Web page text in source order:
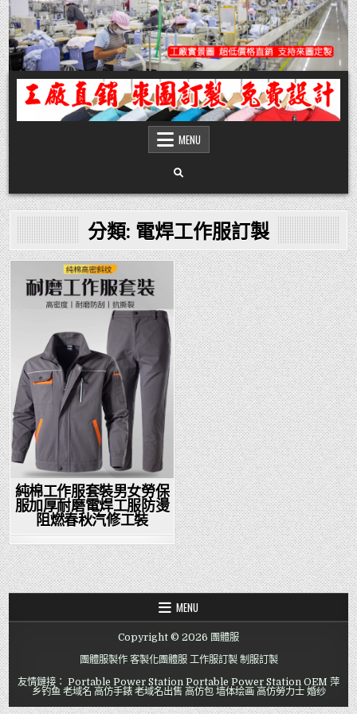
Skip
to
content
團體服
團體服製作,公司企業工作制服POLO衫T恤訂製推薦,做班系校服定製價格,台灣香
港客製化衣服裝工廠商
MENU
分類: 電焊工作服訂製
Posted
in
純棉工作服套裝男女勞保
服加厚耐磨電焊工服防燙
阻燃春秋汽修工裝
MENU
Copyright © 2026 團體服
團體服製作 客製化團體服 工作服訂製 制服訂製
友情鏈接： Portable Power Station Portable Power Station OEM 萍
乡钓鱼 老域名 高仿手錶 老域名出售 高仿包 墙体绘画 高仿勞力士 婚纱